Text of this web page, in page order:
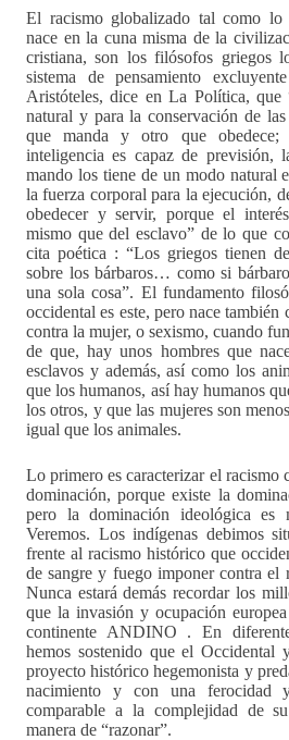
El racismo globalizado tal como lo
nace en la cuna misma de la
cristiana, son los filósofos griegos
sistema de pensamiento
Aristóteles, dice en La Política, que
natural y para la conservación de las
que manda y otro que
inteligencia es capaz de previsión,
mando los tiene de un modo natural
la fuerza corporal para la ejecución,
obedecer y servir, porque el
mismo que del esclavo” de lo que
cita poética : “Los griegos tienen
sobre los bárbaros… como si
una sola cosa”. El fundamento
occidental es este, pero nace también
contra la mujer, o sexismo, cuando
de que, hay unos hombres que
esclavos y además, así como los
que los humanos, así hay humanos
los otros, y que las mujeres son
igual que los animales.
Lo primero es caracterizar el racismo
dominación, porque existe la
pero la dominación ideológica es
Veremos. Los indígenas debimos
frente al racismo histórico que
de sangre y fuego imponer contra el
Nunca estará demás recordar los
que la invasión y ocupación
continente ANDINO . En
hemos sostenido que el Occidental
proyecto histórico hegemonista y
nacimiento y con una ferocidad
comparable a la complejidad de
manera de “razonar”.